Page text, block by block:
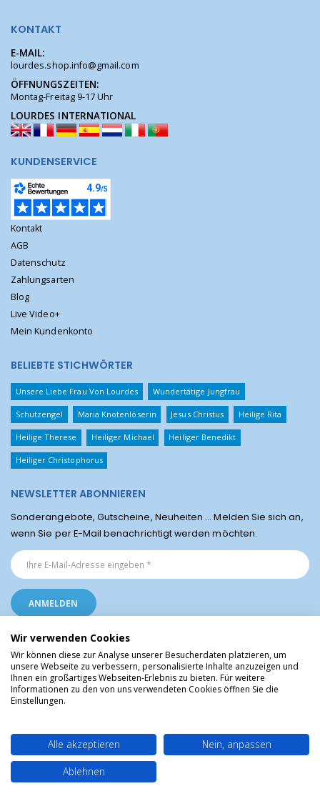
KONTAKT
E-MAIL:
lourdes.shop.info@gmail.com
ÖFFNUNGSZEITEN:
Montag-Freitag 9-17 Uhr
LOURDES INTERNATIONAL
KUNDENSERVICE
Kontakt
AGB
Datenschutz
Zahlungsarten
Blog
Live Video+
Mein Kundenkonto
BELIEBTE STICHWÖRTER
Unsere Liebe Frau Von Lourdes Wundertätige Jungfrau
Schutzengel Maria Knotenlöserin Jesus Christus Heilige Rita
Heilige Therese Heiliger Michael Heiliger Benedikt
Heiliger Christophorus
NEWSLETTER ABONNIEREN
Sonderangebote, Gutscheine, Neuheiten ... Melden Sie sich an,
wenn Sie per E-Mail benachrichtigt werden möchten.
Religiöse Artikel aus Lourdes © Christliche Geschenke und Devotionalien aus
dem Heiligtum von Lourdes, Frankreich
Wir verwenden Cookies
Wir können diese zur Analyse unserer Besucherdaten platzieren, um
unsere Webseite zu verbessern, personalisierte Inhalte anzuzeigen und
Ihnen ein großartiges Webseiten-Erlebnis zu bieten. Für weitere
Informationen zu den von uns verwendeten Cookies öffnen Sie die
Einstellungen.
Alle akzeptieren
Nein, anpassen
Ablehnen